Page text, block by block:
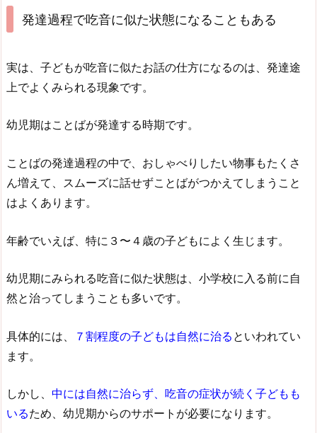
発達過程で吃音に似た状態になることもある
実は、子どもが吃音に似たお話の仕方になるのは、発達途
上でよくみられる現象です。
幼児期はことばが発達する時期です。
ことばの発達過程の中で、おしゃべりしたい物事もたくさ
ん増えて、スムーズに話せずことばがつかえてしまうこと
はよくあります。
年齢でいえば、特に３〜４歳の子どもによく生じます。
幼児期にみられる吃音に似た状態は、小学校に入る前に自
然と治ってしまうことも多いです。
具体的には、 ７割程度の子どもは自然に治る といわれてい
ます。
しかし、 中には自然に治らず、吃音の症状が続く子どもも
いるため、幼児期からのサポートが必要になります。